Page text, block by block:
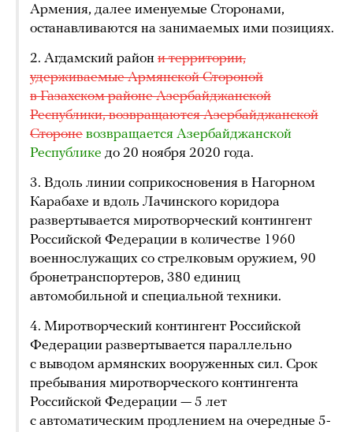
Армения, далее именуемые Сторонами,
останавливаются на занимаемых ими позициях.
2. Агдамский район и территории,
удерживаемые Армянской Стороной
в Газахском районе Азербайджанской
Республики, возвращаются Азербайджанской
Стороне возвращается Азербайджанской
Республике до 20 ноября 2020 года.
3. Вдоль линии соприкосновения в Нагорном
Карабахе и вдоль Лачинского коридора
развертывается миротворческий контингент
Российской Федерации в количестве 1960
военнослужащих со стрелковым оружием, 90
бронетранспортеров, 380 единиц
автомобильной и специальной техники.
4. Миротворческий контингент Российской
Федерации развертывается параллельно
с выводом армянских вооруженных сил. Срок
пребывания миротворческого контингента
Российской Федерации — 5 лет
с автоматическим продлением на очередные 5-